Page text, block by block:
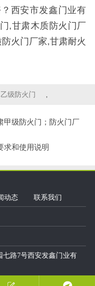
西安市发鑫门业有
,甘肃木质防火门厂
火门厂家,甘肃耐火
级防火门
甲级防火门；防火门厂
求和使用说明
动态 联系我们
路7号西安发鑫门业有